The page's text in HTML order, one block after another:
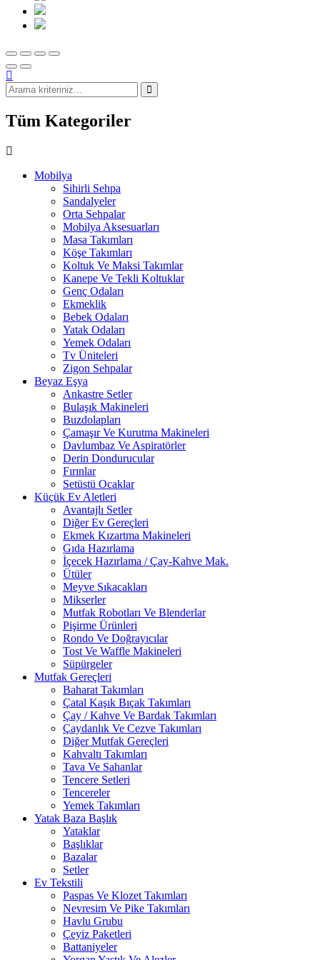
Tüm Kategoriler
Mobilya
Sihirli Sehpa
Sandalyeler
Orta Sehpalar
Mobilya Aksesuarları
Masa Takımları
Köşe Takımları
Koltuk Ve Maksi Takımlar
Kanepe Ve Tekli Koltuklar
Genç Odaları
Ekmeklik
Bebek Odaları
Yatak Odaları
Yemek Odaları
Tv Üniteleri
Zigon Sehpalar
Beyaz Eşya
Ankastre Setler
Bulaşık Makineleri
Buzdolapları
Çamaşır Ve Kurutma Makineleri
Davlumbaz Ve Aspiratörler
Derin Dondurucular
Fırınlar
Setüstü Ocaklar
Küçük Ev Aletleri
Avantajlı Setler
Diğer Ev Gereçleri
Ekmek Kızartma Makineleri
Gıda Hazırlama
İçecek Hazırlama / Çay-Kahve Mak.
Ütüler
Meyve Sıkacakları
Mikserler
Mutfak Robotları Ve Blenderlar
Pişirme Ürünleri
Rondo Ve Doğrayıcılar
Tost Ve Waffle Makineleri
Süpürgeler
Mutfak Gereçleri
Baharat Takımları
Çatal Kaşık Bıçak Takımları
Çay / Kahve Ve Bardak Takımları
Çaydanlık Ve Cezve Takımları
Diğer Mutfak Gereçleri
Kahvaltı Takımları
Tava Ve Sahanlar
Tencere Setleri
Tencereler
Yemek Takımları
Yatak Baza Başlık
Yataklar
Başlıklar
Bazalar
Setler
Ev Tekstili
Paspas Ve Klozet Takımları
Nevresim Ve Pike Takımları
Havlu Grubu
Çeyiz Paketleri
Battaniyeler